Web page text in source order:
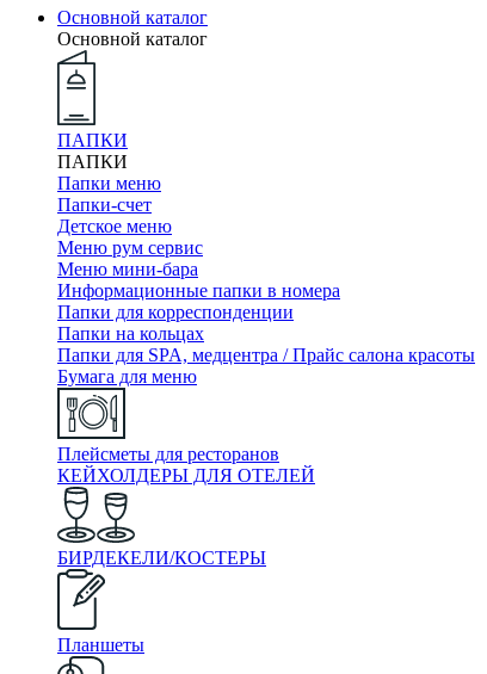
Основной каталог
Основной каталог
ПАПКИ
ПАПКИ
Папки меню
Папки-счет
Детское меню
Меню рум сервис
Меню мини-бара
Информационные папки в номера
Папки для корреспонденции
Папки на кольцах
Папки для SPA, медцентра / Прайс салона красоты
Бумага для меню
Плейсметы для ресторанов
КЕЙХОЛДЕРЫ ДЛЯ ОТЕЛЕЙ
БИРДЕКЕЛИ/КОСТЕРЫ
Планшеты